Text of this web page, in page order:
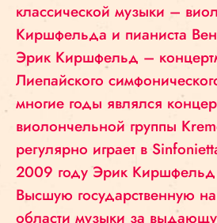
классической музыки –
Киршфельда и пианиста
Эрик Киршфельд –
Лиепайского
многие годы являлся
виолончельной группы
регулярно играет в
2009 году Эрик Киршфельд
Высшую государственную
области музыки за